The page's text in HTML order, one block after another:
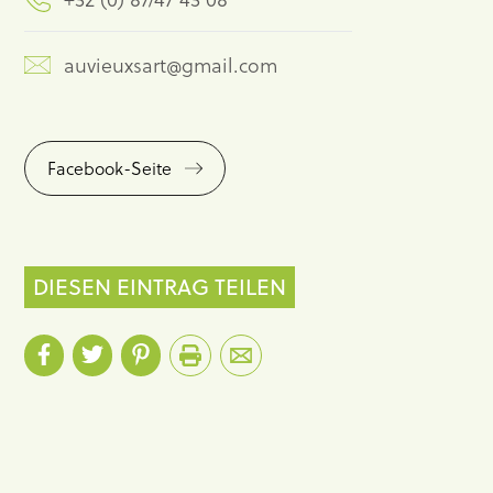
auvieuxsart@gmail.com
Facebook-Seite
DIESEN EINTRAG TEILEN